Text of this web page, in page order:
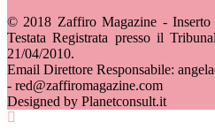
© 2018 Zaffiro Magazine -
Testata Registrata presso il
21/04/2010.
Email Direttore Responsabile:
- red@zaffiromagazine.com
Designed by Planetconsult.it